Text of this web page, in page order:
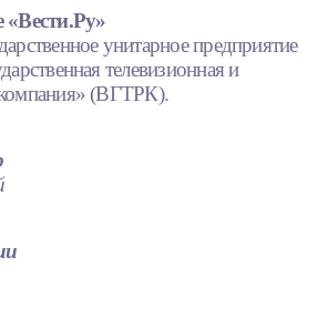
«Вести.Ру»
унитарное предприятие
телевизионная и
(ВГТРК).